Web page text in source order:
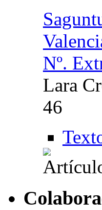
Nº.
Lara
46